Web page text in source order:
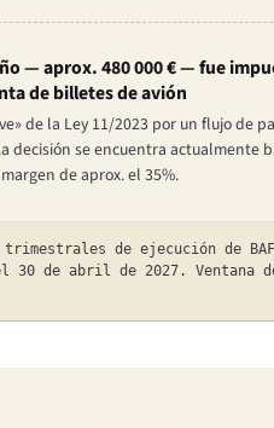
— aprox. 480 000 € — fue
de billetes de avión
de la Ley 11/2023 por un flujo
se encuentra actualmente
de aprox. el 35%.
de ejecución de BAFA,
30 de abril de 2027. Ventana